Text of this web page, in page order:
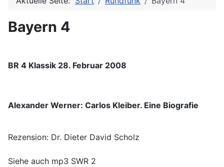
Bayern 4
BR 4 Klassik 28. Februar 2008
Alexander Werner: Carlos Kleiber. Eine Biografie
Rezension: Dr. Dieter David Scholz
Siehe auch mp3 SWR 2